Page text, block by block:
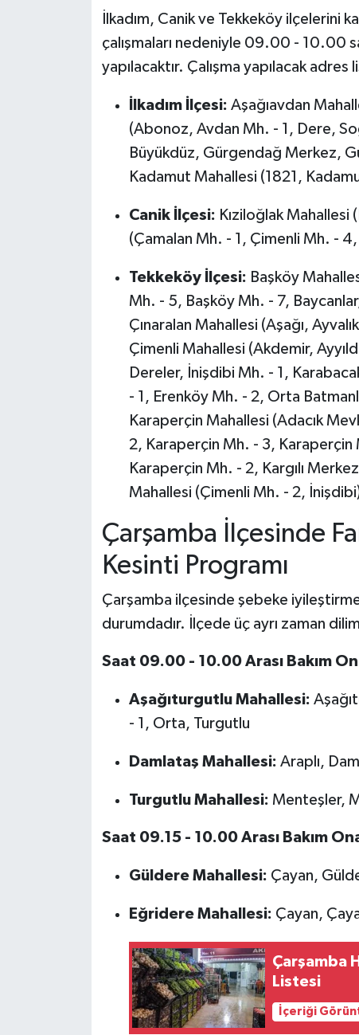
İlkadım, Canik ve Tekkeköy ilçelerini
çalışmaları nedeniyle 09.00 - 10.00
yapılacaktır. Çalışma yapılacak
İlkadım İlçesi: Aşağıavdan
(Abonoz, Avdan Mh. - 1, Dere,
Büyükdüz, Gürgendağ Merkez,
Kadamut Mahallesi (1821,
Canik İlçesi: Kıziloğlak
(Çamalan Mh. - 1, Çimenli Mh. -
Tekkeköy İlçesi: Başköy
Mh. - 5, Başköy Mh. - 7,
Çınaralan Mahallesi (Aşağı,
Çimenli Mahallesi (Akdemir,
Dereler, İnişdibi Mh. - 1,
- 1, Erenköy Mh. - 2, Orta
Karaperçin Mahallesi (Adacık
2, Karaperçin Mh. - 3, Karaperçin
Karaperçin Mh. - 2, Kargılı
Mahallesi (Çimenli Mh. - 2,
Çarşamba İlçesinde
Kesinti Programı
Çarşamba ilçesinde şebeke
durumdadır. İlçede üç ayrı zaman
Saat 09.00 - 10.00 Arası Bakım
Aşağıturgutlu Mahallesi:
- 1, Orta, Turgutlu
Damlataş Mahallesi: Araplı,
Turgutlu Mahallesi: Menteşler,
Saat 09.15 - 10.00 Arası Bakım
Güldere Mahallesi: Çayan,
Eğridere Mahallesi: Çayan,
Çarşamba
Listesi
İçeriği